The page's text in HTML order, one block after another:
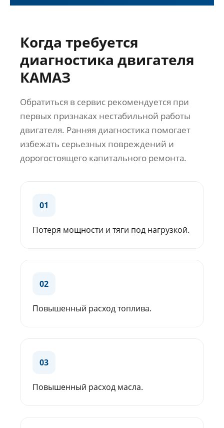
Когда требуется
диагностика двигателя
КАМАЗ
Обратиться в сервис рекомендуется при
первых признаках нестабильной работы
двигателя. Ранняя диагностика помогает
избежать серьезных повреждений и
дорогостоящего капитального ремонта.
01
Потеря мощности и тяги под нагрузкой.
02
Повышенный расход топлива.
03
Повышенный расход масла.